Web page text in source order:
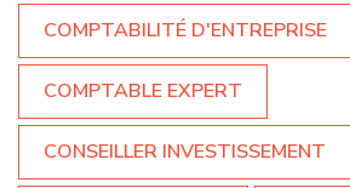
COMPTABILITÉ D'ENTREPRISE
COMPTABLE EXPERT
CONSEILLER INVESTISSEMENT